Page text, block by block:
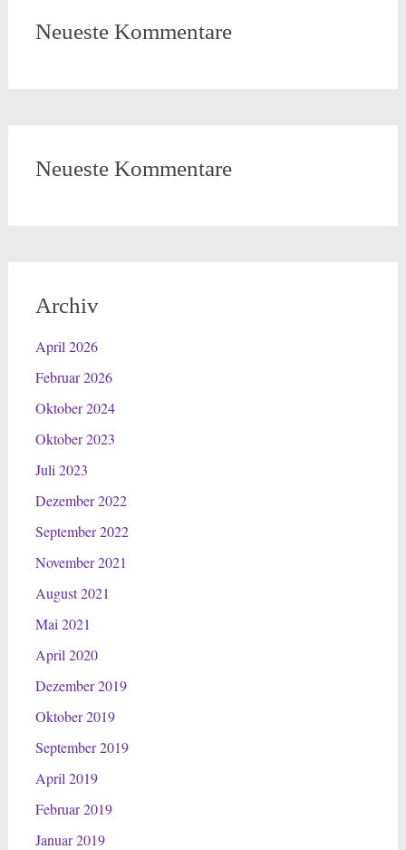
Neueste Kommentare
Neueste Kommentare
Archiv
April 2026
Februar 2026
Oktober 2024
Oktober 2023
Juli 2023
Dezember 2022
September 2022
November 2021
August 2021
Mai 2021
April 2020
Dezember 2019
Oktober 2019
September 2019
April 2019
Februar 2019
Januar 2019